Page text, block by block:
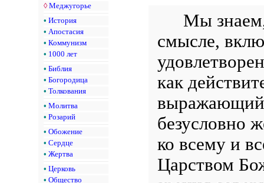
◊ Меджугорье
• История
• Апостасия
• Коммунизм
• 1000 лет
• Библия
• Богородица
• Толкования
• Молитва
• Розарий
• Обожение
• Сердце
• Жертва
• Церковь
• Общество
Мы
смысле,
как
выражающий
безусловно
ко всему и
Царством